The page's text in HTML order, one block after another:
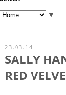
▼
23.03.14
SALLY
RED